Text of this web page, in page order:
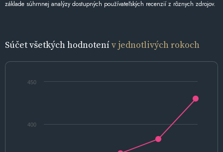
základe súhrnnej analýzy dostupných používateľských recenzií z rôznych zdrojov.
Súčet všetkých hodnotenív jednotlivých rokoch
400
450